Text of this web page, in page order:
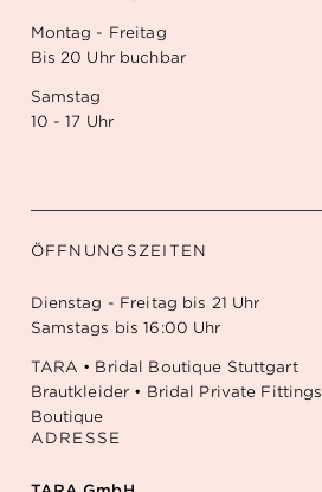
Montag - Freitag
Bis 20 Uhr buchbar
Samstag
10 - 17 Uhr
ÖFFNUNGSZEITEN
Dienstag - Freitag bis 21 Uhr
Samstags bis 16:00 Uhr
TARA • Bridal Boutique Stuttgart
Brautkleider • Bridal Private
Boutique
ADRESSE